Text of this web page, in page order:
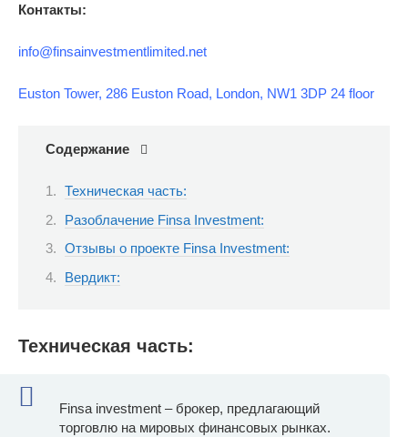
Контакты:
info@finsainvestmentlimited.net
Euston Tower, 286 Euston Road, London, NW1 3DP 24 floor
Содержание
Техническая часть:
Разоблачение Finsa Investment:
Отзывы о проекте Finsa Investment:
Вердикт:
Техническая часть:
Finsa investment – брокер, предлагающий
торговлю на мировых финансовых рынках.